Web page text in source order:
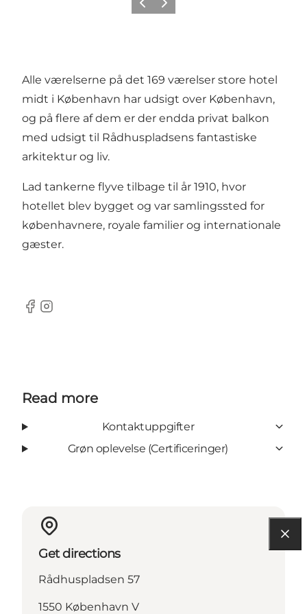
Previous
Next
Alle værelserne på det 169 værelser store hotel
midt i København har udsigt over København,
og på flere af dem er der endda privat balkon
med udsigt til Rådhuspladsens fantastiske
arkitektur og liv.
Lad tankerne flyve tilbage til år 1910, hvor
hotellet blev bygget og var samlingssted for
københavnere, royale familier og internationale
gæster.
Facebook
Instagram
Read more
Kontaktuppgifter
Grøn oplevelse (Certificeringer)
Get directions
Rådhuspladsen 57
1550 København V